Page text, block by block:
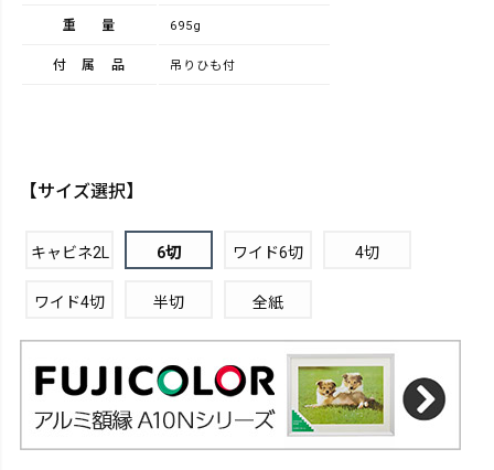
重量 695g
付属品 吊りひも付
【サイズ選択】
キャビネ2L 6切 ワイド6切 4切
ワイド4切 半切 全紙